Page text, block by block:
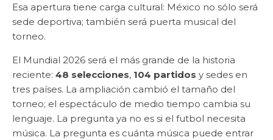
Esa apertura tiene carga cultural: México no sólo será
sede deportiva; también será puerta musical del
torneo.
El Mundial 2026 será el más grande de la historia
reciente: 48 selecciones, 104 partidos y sedes en
tres países. La ampliación cambió el tamaño del
torneo; el espectáculo de medio tiempo cambia su
lenguaje. La pregunta ya no es si el futbol necesita
música. La pregunta es cuánta música puede entrar